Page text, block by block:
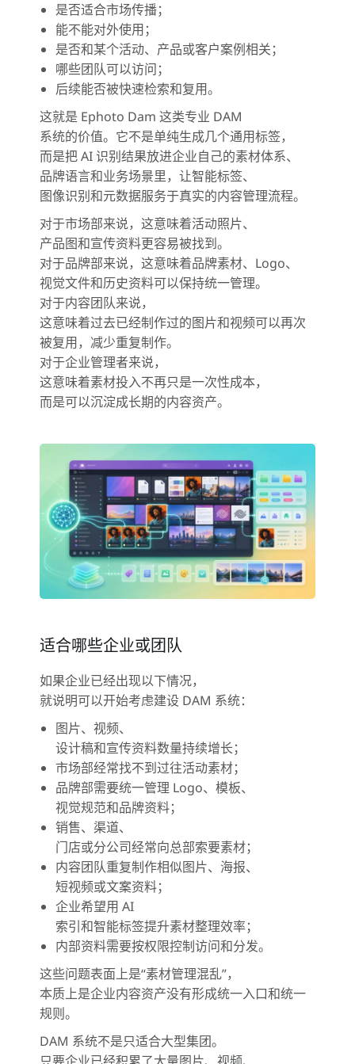
是否适合市场传播；
能不能对外使用；
是否和某个活动、产品或客户案例相关；
哪些团队可以访问；
后续能否被快速检索和复用。
这就是 Ephoto Dam 这类专业 DAM
系统的价值。它不是单纯生成几个通用标签，
而是把 AI 识别结果放进企业自己的素材体系、
品牌语言和业务场景里，让智能标签、
图像识别和元数据服务于真实的内容管理流程。
对于市场部来说，这意味着活动照片、
产品图和宣传资料更容易被找到。
对于品牌部来说，这意味着品牌素材、Logo、
视觉文件和历史资料可以保持统一管理。
对于内容团队来说，
这意味着过去已经制作过的图片和视频可以再次
被复用，减少重复制作。
对于企业管理者来说，
这意味着素材投入不再只是一次性成本，
而是可以沉淀成长期的内容资产。
适合哪些企业或团队
如果企业已经出现以下情况，
就说明可以开始考虑建设 DAM 系统：
图片、视频、
设计稿和宣传资料数量持续增长；
市场部经常找不到过往活动素材；
品牌部需要统一管理 Logo、模板、
视觉规范和品牌资料；
销售、渠道、
门店或分公司经常向总部索要素材；
内容团队重复制作相似图片、海报、
短视频或文案资料；
企业希望用 AI
索引和智能标签提升素材整理效率；
内部资料需要按权限控制访问和分发。
这些问题表面上是“素材管理混乱”，
本质上是企业内容资产没有形成统一入口和统一
规则。
DAM 系统不是只适合大型集团。